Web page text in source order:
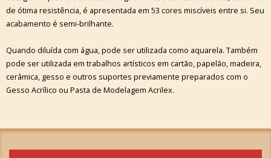
de ótima resistência, é apresentada em 53 cores miscíveis entre si. Seu
acabamento é semi-brilhante.
Quando diluída com água, pode ser utilizada como aquarela. Também
pode ser utilizada em trabalhos artísticos em cartão, papelão, madeira,
cerâmica, gesso e outros suportes previamente preparados com o
Gesso Acrílico ou Pasta de Modelagem Acrilex.